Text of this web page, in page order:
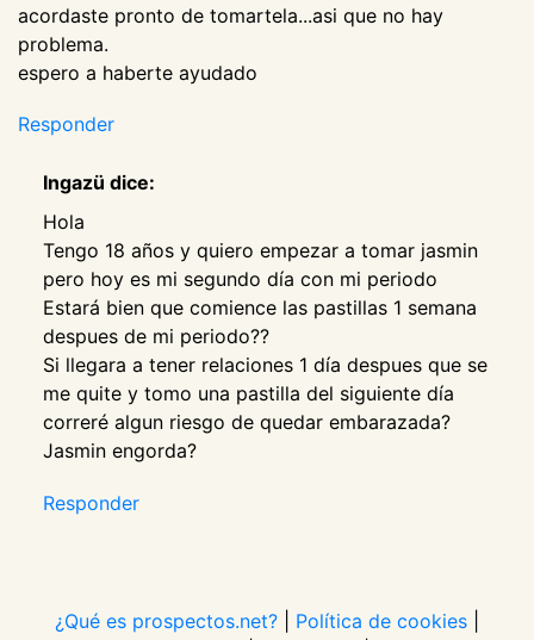
acordaste pronto de tomartela...asi que no hay
problema.
espero a haberte ayudado
Responder
Ingazü dice:
Hola
Tengo 18 años y quiero empezar a tomar jasmin
pero hoy es mi segundo día con mi periodo
Estará bien que comience las pastillas 1 semana
despues de mi periodo??
Si llegara a tener relaciones 1 día despues que se
me quite y tomo una pastilla del siguiente día
correré algun riesgo de quedar embarazada?
Jasmin engorda?
Responder
¿Qué es prospectos.net? Política de cookies